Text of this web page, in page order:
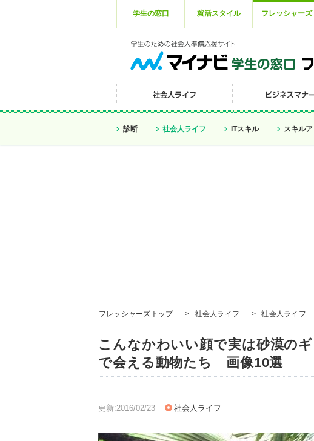
学生の窓口 就活スタイル フレッシャーズ
診断 社会人ライフ ITスキル スキル
フレッシャーズトップ > 社会人ライフ > 社会人ライフ
こんなかわいい顔で実は砂漠の
で会える動物たち 画像10選
更新:2016/02/23 社会人ライフ